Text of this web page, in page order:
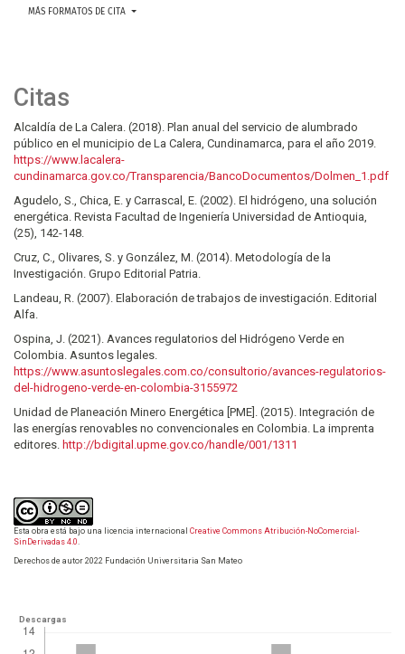
MÁS FORMATOS DE CITA
Citas
Alcaldía de La Calera. (2018). Plan anual del servicio de alumbrado
público en el municipio de La Calera, Cundinamarca, para el año 2019.
https://www.lacalera-
cundinamarca.gov.co/Transparencia/BancoDocumentos/Dolmen_1.pdf
Agudelo, S., Chica, E. y Carrascal, E. (2002). El hidrógeno, una solución
energética. Revista Facultad de Ingeniería Universidad de Antioquia,
(25), 142-148.
Cruz, C., Olivares, S. y González, M. (2014). Metodología de la
Investigación. Grupo Editorial Patria.
Landeau, R. (2007). Elaboración de trabajos de investigación. Editorial
Alfa.
Ospina, J. (2021). Avances regulatorios del Hidrógeno Verde en
Colombia. Asuntos legales.
https://www.asuntoslegales.com.co/consultorio/avances-regulatorios-
del-hidrogeno-verde-en-colombia-3155972
Unidad de Planeación Minero Energética [PME]. (2015). Integración de
las energías renovables no convencionales en Colombia. La imprenta
editores. http://bdigital.upme.gov.co/handle/001/1311
Esta obra está bajo una licencia internacional Creative Commons Atribución-NoComercial-
SinDerivadas 4.0.
Derechos de autor 2022 Fundación Universitaria San Mateo
Descargas